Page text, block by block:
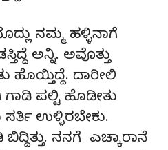
ನಮ್ಮ ಹಳ್ಳಿನಾಗೆ
ಅನ್ನಿ. ಅವೊತ್ತು
ಹೊಯ್ತಿದ್ದೆ. ದಾರೀಲಿ
ಪಲ್ಟಿ ಹೊಡೀತು
ಉಳ್ಳಿರಬೇಕು.
ನನಗೆ ಎಚ್ಕಾರಾನೆ